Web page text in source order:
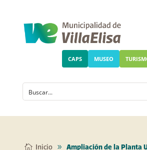
CAPS MUSEO
Inicio Ampliación de la Planta